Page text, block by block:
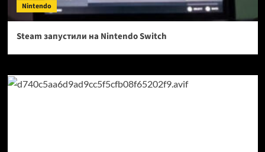
Nintendo
Steam запустили на Nintendo Switch